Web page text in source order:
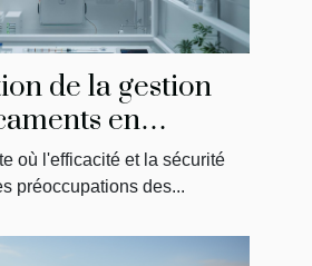
de la gestion
en
de soins
où l'efficacité et la sécurité
préoccupations des...